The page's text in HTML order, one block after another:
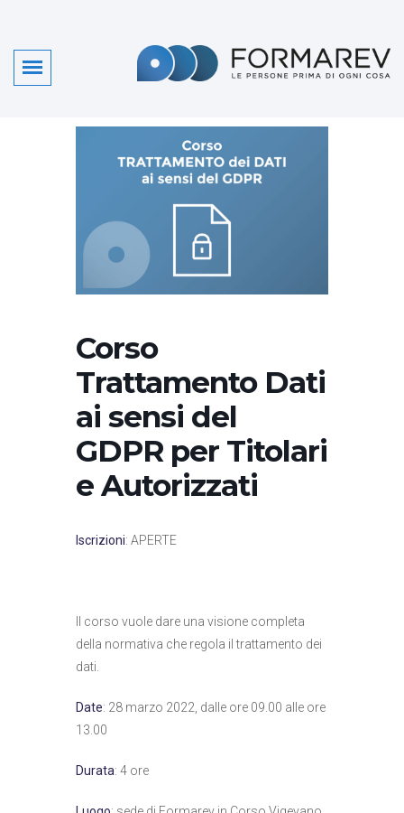
Corso
Trattamento Dati
ai sensi del
GDPR per Titolari
e Autorizzati
Iscrizioni: APERTE
Il corso vuole dare una visione completa
della normativa che regola il trattamento dei
dati.
Date: 28 marzo 2022, dalle ore 09.00 alle ore
13.00
Durata: 4 ore